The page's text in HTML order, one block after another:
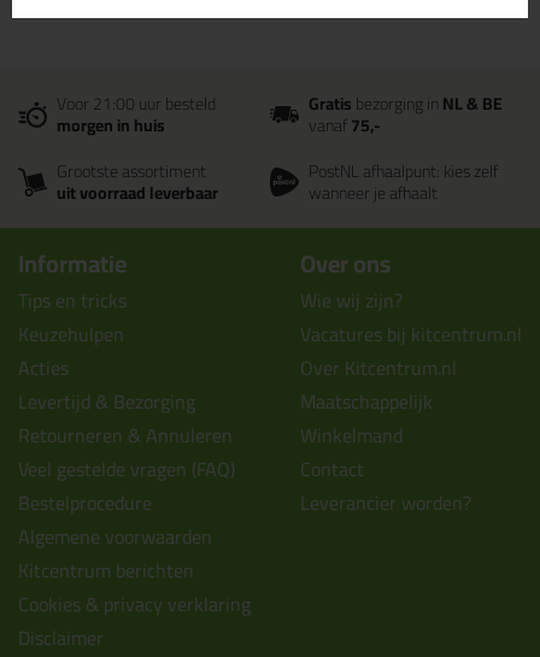
Voor 21:00 uur besteld
morgen in huis
Gratisbezorging inNL & BE
vanaf75,-
Grootste assortiment
uit voorraad leverbaar
PostNL afhaalpunt: kies zelf
wanneer je afhaalt
Informatie
Tips en tricks
Keuzehulpen
Acties
Levertijd & Bezorging
Retourneren & Annuleren
Veel gestelde vragen (FAQ)
Bestelprocedure
Algemene voorwaarden
Kitcentrum berichten
Cookies & privacy verklaring
Disclaimer
Over ons
Wie wij zijn?
Vacatures bij kitcentrum.nl
Over Kitcentrum.nl
Maatschappelijk
Winkelmand
Contact
Leverancier worden?